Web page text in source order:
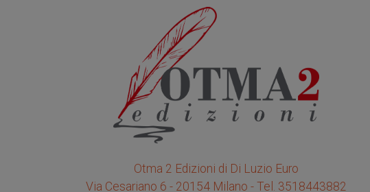
Otma 2 Edizioni di Di Luzio Euro
Via Cesariano 6 - 20154 Milano - Tel. 3518443882